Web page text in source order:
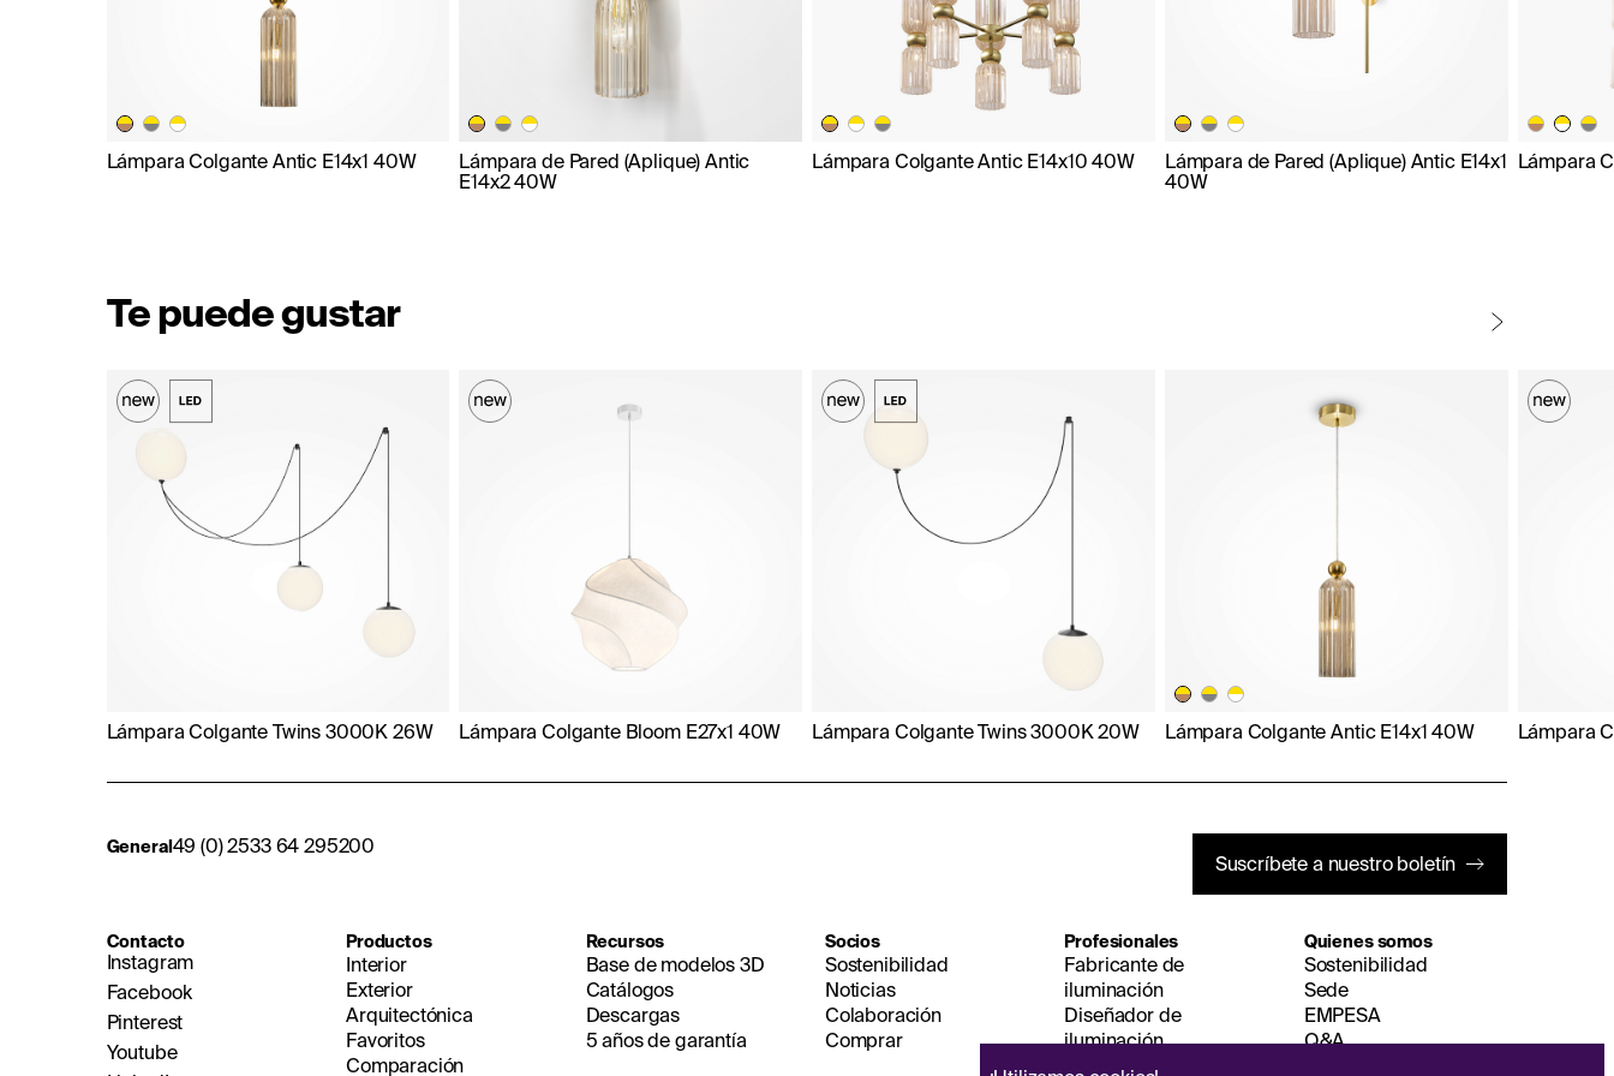
Lámpara Colgante Antic E14x1 40W
Lámpara de Pared (Aplique) Antic
E14x2 40W
Lámpara Colgante Antic E14x10 40W
Lámpara de Pared (Aplique) Antic E14x1
40W
Lámpara
Te puede gustar
Lámpara Colgante Twins 3000K 26W Lámpara Colgante Bloom E27x1 40W Lámpara Colgante Twins 3000K 20W Lámpara Colgante Antic E14x1 40W Lámpara
General 49 (0) 2533 64 295200
Suscríbete a nuestro boletín
Contacto
Instagram
Facebook
Pinterest
Youtube
Productos
Interior
Exterior
Arquitectónica
Favoritos
Comparación
Recursos
Base de modelos 3D
Catálogos
Descargas
5 años de garantía
Socios
Sostenibilidad
Noticias
Colaboración
Comprar
Profesionales
Fabricante de
iluminación
Diseñador de
iluminación
Distribuidor de
Quienes somos
Sostenibilidad
Sede
EMPESA
Q&A